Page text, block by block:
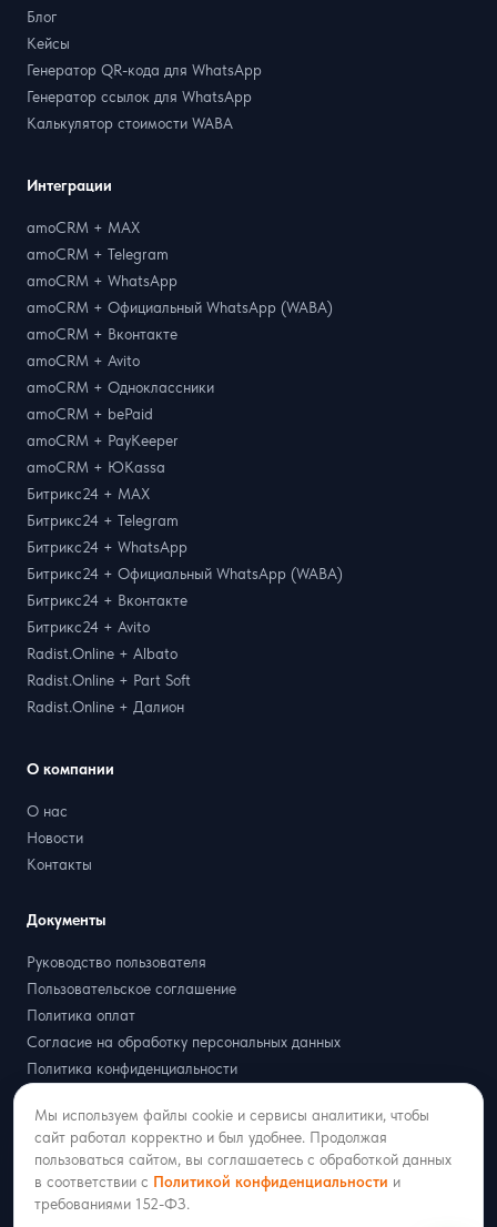
Интеграции
amoCRM + MAX
amoCRM + Telegram
amoCRM + WhatsApp
amoCRM + Официальный WhatsApp (WABA)
amoCRM + Вконтакте
amoCRM + Avito
amoCRM + Одноклассники
amoCRM + bePaid
amoCRM + PayKeeper
amoCRM + ЮKassa
Битрикс24 + MAX
Битрикс24 + Telegram
Битрикс24 + WhatsApp
Битрикс24 + Официальный WhatsApp (WABA)
Битрикс24 + Вконтакте
Битрикс24 + Avito
Radist.Online + Albato
Radist.Online + Part Soft
Radist.Online + Далион
Блог
Кейсы
Генератор QR-кода для WhatsApp
Генератор ссылок для WhatsApp
Калькулятор стоимости WABA
О компании
О нас
Новости
Контакты
Документы
Руководство пользователя
Пользовательское соглашение
Политика оплат
Согласие на обработку персональных данных
Политика конфиденциальности
Партнёрская оферта
2018–2026 ООО «РАДИСТ ОНЛАЙН»
Мы используем файлы cookie и сервисы аналитики, чтобы
сайт работал корректно и был удобнее. Продолжая
пользоваться сайтом, вы соглашаетесь с обработкой данных
в соответствии с Политикой конфиденциальности и
требованиями 152-ФЗ.